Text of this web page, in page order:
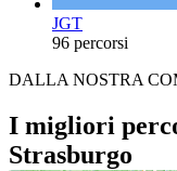
JGT
96 percorsi
DALLA NOSTRA
I migliori
Strasburgo